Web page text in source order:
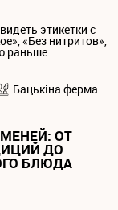
этикетки с
«Без нитритов»,
раньше
Бацькiна ферма
ОТ
ДО
БЛЮДА